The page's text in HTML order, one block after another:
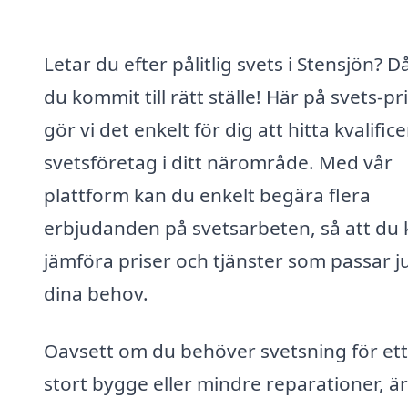
Letar du efter pålitlig svets i Stensjön?
du kommit till rätt ställe! Här på svets-
gör vi det enkelt för dig att hitta
svetsföretag i ditt närområde. Med vår
plattform kan du enkelt begära flera
erbjudanden på svetsarbeten, så att du
jämföra priser och tjänster som passar
dina behov.
Oavsett om du behöver svetsning för ett
stort bygge eller mindre reparationer,